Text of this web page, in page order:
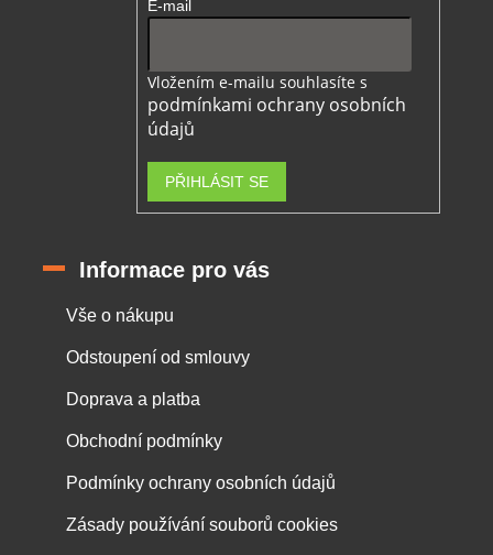
s
E-mail
Vložením e-mailu souhlasíte s
podmínkami ochrany osobních
údajů
PŘIHLÁSIT SE
Informace pro vás
Vše o nákupu
Odstoupení od smlouvy
Doprava a platba
Obchodní podmínky
Podmínky ochrany osobních údajů
Zásady používání souborů cookies